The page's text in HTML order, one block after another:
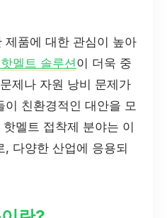
제품에 대한 관심이 높아
멜트 솔루션이 더욱 중
제나 자원 낭비 문제가
이 친환경적인 대안을 모
멜트 접착제 분야는 이
다양한 산업에 응용되